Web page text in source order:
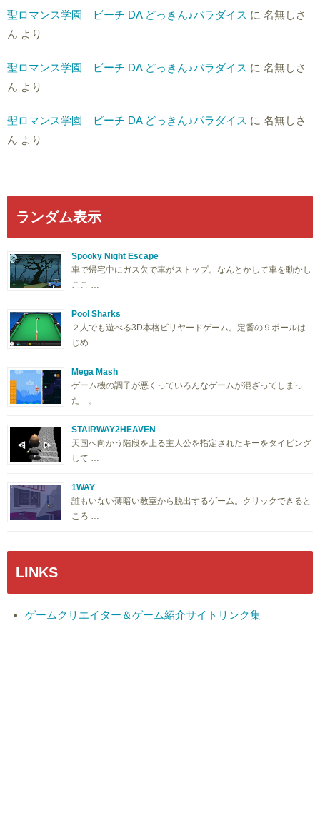
聖ロマンス学園 ビーチ DA どっきん♪パラダイス に 名無しさ
ん より
聖ロマンス学園 ビーチ DA どっきん♪パラダイス に 名無しさ
ん より
聖ロマンス学園 ビーチ DA どっきん♪パラダイス に 名無しさ
ん より
ランダム表示
Spooky Night Escape
車で帰宅中にガス欠で車がストップ。なんとかして車を動かし
ここ …
Pool Sharks
２人でも遊べる3D本格ビリヤードゲーム。定番の９ボールは
じめ …
Mega Mash
ゲーム機の調子が悪くっていろんなゲームが混ざってしまっ
た…。 …
STAIRWAY2HEAVEN
天国へ向かう階段を上る主人公を指定されたキーをタイピング
して …
1WAY
誰もいない薄暗い教室から脱出するゲーム。クリックできると
ころ …
LINKS
ゲームクリエイター＆ゲーム紹介サイトリンク集